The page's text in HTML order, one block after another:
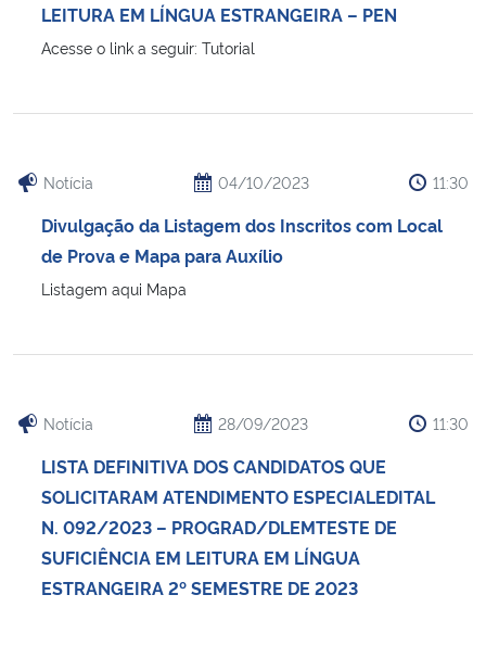
LEITURA EM LÍNGUA ESTRANGEIRA – PEN
Acesse o link a seguir: Tutorial
Notícia 04/10/2023 11:30
Divulgação da Listagem dos Inscritos com Local
de Prova e Mapa para Auxílio
Listagem aqui Mapa
Notícia 28/09/2023 11:30
LISTA DEFINITIVA DOS CANDIDATOS QUE
SOLICITARAM ATENDIMENTO ESPECIALEDITAL
N. 092/2023 – PROGRAD/DLEMTESTE DE
SUFICIÊNCIA EM LEITURA EM LÍNGUA
ESTRANGEIRA 2º SEMESTRE DE 2023